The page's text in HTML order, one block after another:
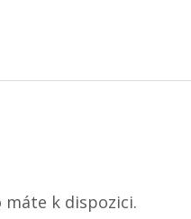
máte k dispozici.